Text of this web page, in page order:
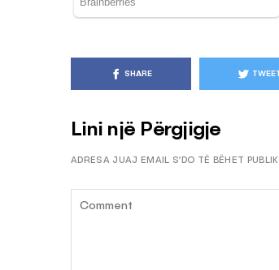
SHARE
Lini një Përgjigje
ADRESA JUAJ EMAIL S’DO TË BËHET